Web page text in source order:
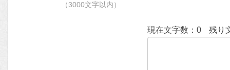
（3000文字以内）
現在文字数：0 残り